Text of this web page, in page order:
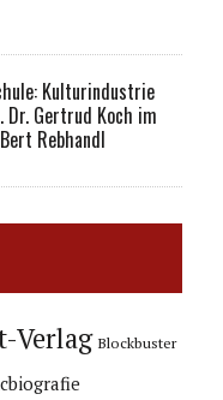
Kulturindustrie
Gertrud Koch im
Rebhandl
Verlag Blockbuster